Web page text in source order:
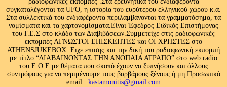
συγκαταλέγονται τα UFO, η ιστορία του ευρύτερου ελληνικού χώρου κ.ά.
Στα συλλεκτικά του ενδιαφέροντα περιλαμβάνονται τα γραμματόσημα, τα
νομίσματα και τα χαρτονομίσματα.Είναι Έφεδρος Ειδικός Επιστήμονας
του Γ.Ε.Σ στο κλάδο των Διαβιβάσεων.Συμμετείχε στις ραδιοφωνικές
εκπομπές ΑΓΝΩΣΤΟΙ ΕΠΙΣΚΕΠΤΕΣ και ΟΙ ΧΡΗΣΤΕΣ στο
ATHENSJUKEBOX .Ειχε επισης και την δική του ραδιοφωνική εκπομπή
με τίτλο “ΔΙΑΒΑΙΝΟΝΤΑΣ ΤΗΝ ΑΝΟΠΑΙΑ ΑΤΡΑΠΟ” στο web radio
του Ε.Ο.Ε με θέματα που σκοπό έχουν να ξυπνήσουν και άλλους
συντρόφους για να περιμένουμε τους βαρβάρους ξένους ή μη.Προσωπικό
email : kastamonitis@gmail.com